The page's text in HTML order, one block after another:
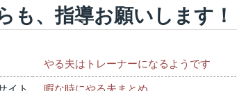
も、指導お願いします！
やる夫はトレーナーになるようです